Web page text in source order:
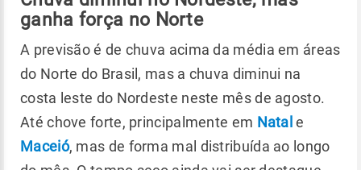
ganha força no Norte
A previsão é de chuva acima da média em áreas
do Norte do Brasil, mas a chuva diminui na
costa leste do Nordeste neste mês de agosto.
Até chove forte, principalmente em Natal e
Maceió, mas de forma mal distribuída ao longo